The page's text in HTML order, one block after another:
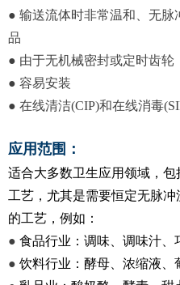
● 输送流体时非常温和、无
品
● 由于无机械密封或定时齿轮
● 容易安装
● 在线清洁(CIP)和在线消毒
应用范围：
适合大多数卫生应用领域，
工艺，尤其是需要恒定无脉
的工艺，例如：
● 食品行业：调味、调味汁、
● 饮料行业：酵母、浓缩液